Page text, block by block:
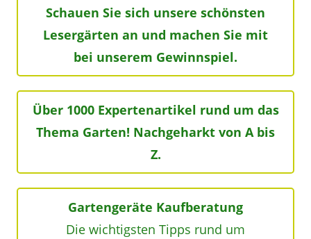
Schauen Sie sich unsere schönsten
Lesergärten an und machen Sie mit
bei unserem Gewinnspiel.
Über 1000 Expertenartikel rund um das
Thema Garten! Nachgeharkt von A bis
Z.
Gartengeräte Kaufberatung
Die wichtigsten Tipps rund um